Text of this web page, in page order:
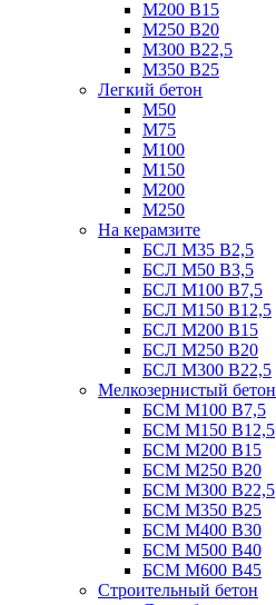
М200 В15
М250 В20
М300 В22,5
М350 В25
Легкий бетон
М50
М75
М100
М150
М200
М250
На керамзите
БСЛ М35 B2,5
БСЛ М50 В3,5
БСЛ М100 В7,5
БСЛ М150 В12,5
БСЛ М200 В15
БСЛ М250 В20
БСЛ М300 В22,5
Мелкозернистый бетон
БСМ М100 B7,5
БСМ М150 B12,5
БСМ М200 B15
БСМ М250 B20
БСМ М300 B22,5
БСМ М350 B25
БСМ М400 B30
БСМ М500 B40
БСМ М600 B45
Строительный бетон